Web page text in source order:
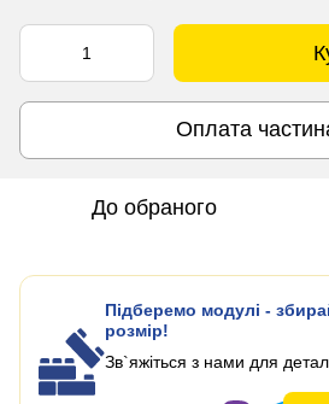
Оплата
До обраного
Підберемо модулі -
розмір!
Зв`яжіться з нами для